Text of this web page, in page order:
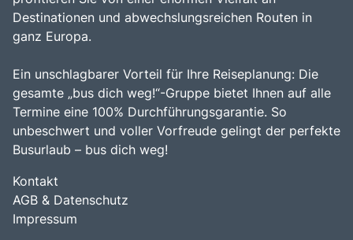
Destinationen und abwechslungsreichen Routen in
ganz Europa.
Ein unschlagbarer Vorteil für Ihre Reiseplanung: Die
gesamte „bus dich weg!“-Gruppe bietet Ihnen auf alle
Termine eine 100% Durchführungsgarantie. So
unbeschwert und voller Vorfreude gelingt der perfekte
Busurlaub – bus dich weg!
Kontakt
AGB & Datenschutz
Impressum